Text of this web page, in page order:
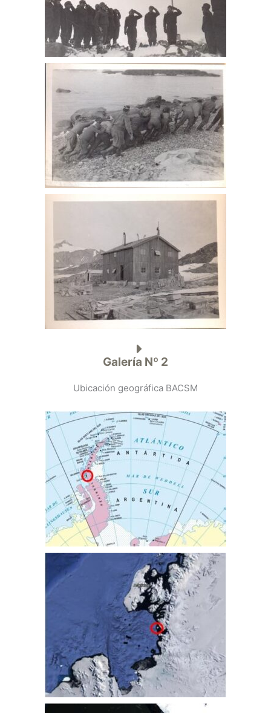
Galería Nº 2
Ubicación geográfica BACSM